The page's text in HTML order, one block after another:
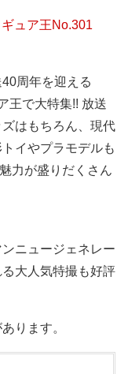
ュア王No.301
周年を迎える
王で大特集!! 放送
はもちろん、現代
イやプラモデルも
力が盛りだくさん
ニュージェネレー
大人気特撮も好評
ります。